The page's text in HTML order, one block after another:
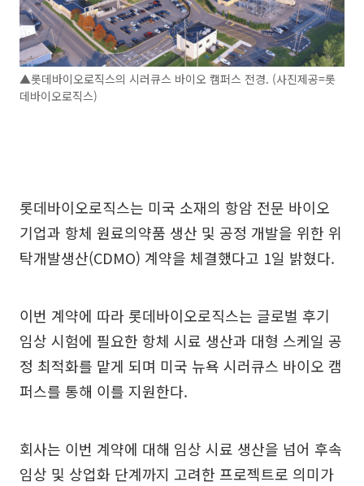
▲롯데바이오로직스의 시러큐스 바이오 캠퍼스 전경. (사진제공=롯
데바이오로직스)
롯데바이오로직스는 미국 소재의 항암 전문 바이오
기업과 항체 원료의약품 생산 및 공정 개발을 위한 위
탁개발생산(CDMO) 계약을 체결했다고 1일 밝혔다.
이번 계약에 따라 롯데바이오로직스는 글로벌 후기
임상 시험에 필요한 항체 시료 생산과 대형 스케일 공
정 최적화를 맡게 되며 미국 뉴욕 시러큐스 바이오 캠
퍼스를 통해 이를 지원한다.
회사는 이번 계약에 대해 임상 시료 생산을 넘어 후속
임상 및 상업화 단계까지 고려한 프로젝트로 의미가